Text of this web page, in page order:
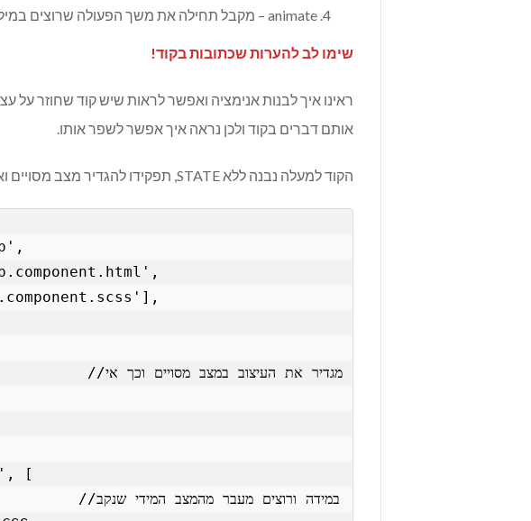
animate – מקבל תחילה את משך הפעולה שרוצים במילישניות ואחרי זה את העיצוב שרוצים שיעשה.
שימו לב להערות שכתובות בקוד!
ראינו איך לבנות אנימציה ואפשר לראות שיש קוד שחוזר על
אותם דברים בקוד ולכן נראה איך אפשר לשפר אותו.
הקוד למעלה נבנה ללא STATE, תפקידו להגדיר מצב מסויים ואיזה הגדרות עיצוב הוא יקבל